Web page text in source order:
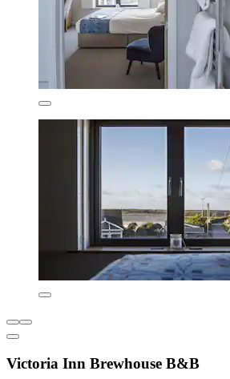
Victoria Inn Brewhouse B&B